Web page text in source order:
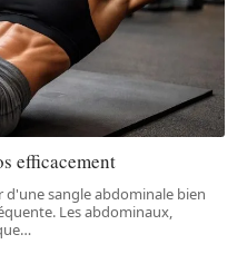
efficacement
d'une sangle abdominale bien
Les abdominaux,
…